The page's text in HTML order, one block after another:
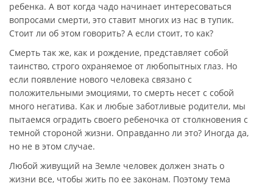
ребенка. А вот когда чадо начинает интересоваться
вопросами смерти, это ставит многих из нас в тупик.
Стоит ли об этом говорить? А если стоит, то как?
Смерть так же, как и рождение, представляет собой
таинство, строго охраняемое от любопытных глаз. Но
если появление нового человека связано с
положительными эмоциями, то смерть несет с собой
много негатива. Как и любые заботливые родители, мы
пытаемся оградить своего ребеночка от столкновения с
темной стороной жизни. Оправданно ли это? Иногда да,
но не в этом случае.
Любой живущий на Земле человек должен знать о
жизни все, чтобы жить по ее законам. Поэтому тема